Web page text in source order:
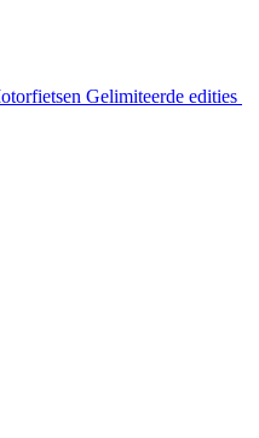
Gelimiteerde edities